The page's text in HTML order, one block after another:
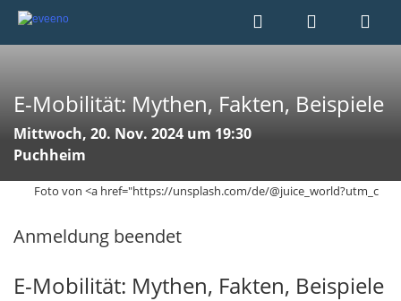
E-Mobilität: Mythen, Fakten, Beispiele
Mittwoch, 20. Nov. 2024 um 19:30
Puchheim
Foto von <a href="https://unsplash.com/de/@juice_world?utm_c
Anmeldung beendet
E-Mobilität: Mythen, Fakten, Beispiele